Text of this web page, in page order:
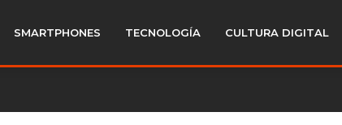
SMARTPHONES TECNOLOGÍA CULTURA DIGITAL